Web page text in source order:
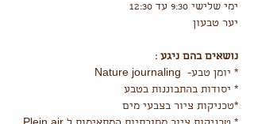
ימי שלישי 9:30 עד 12:30
יער טבעון
נושאים בהם ניגע :
* יומן טבע-  Nature journaling
* יסודות בהתבוננות בטבע
*טכניקות ציור בצבעי מים